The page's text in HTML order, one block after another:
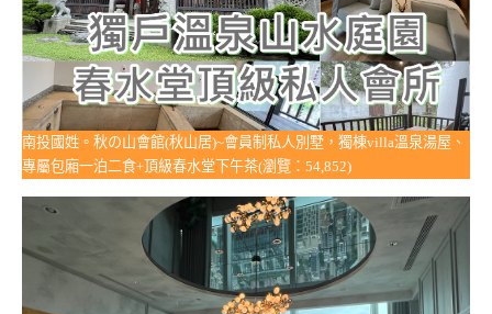
南投國姓。秋の山會館(秋山居)~會員制私人別墅，獨棟villa溫泉湯屋、
專屬包廂一泊二食+頂級春水堂下午茶(瀏覽：54,852)